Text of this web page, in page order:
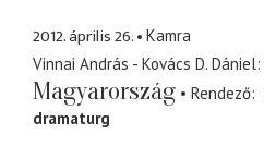
2012. április 26.
Kamra
Vinnai András - Kovács D. Dániel
Magyarország
Rendező
dramaturg